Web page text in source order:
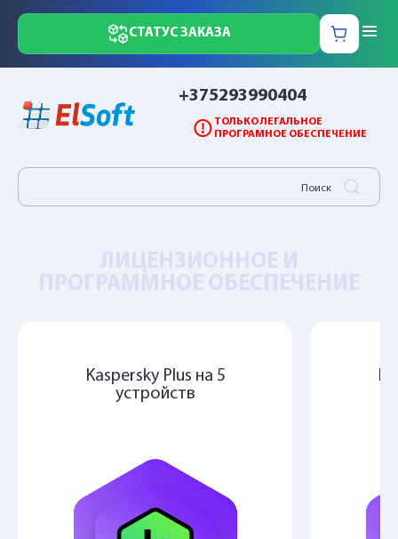
СТАТУС ЗАКАЗА
+375293990404
ТОЛЬКО ЛЕГАЛЬНОЕ
ПРОГРАМНОЕ ОБЕСПЕЧЕНИЕ
Kaspersky Plus на 5
устройств